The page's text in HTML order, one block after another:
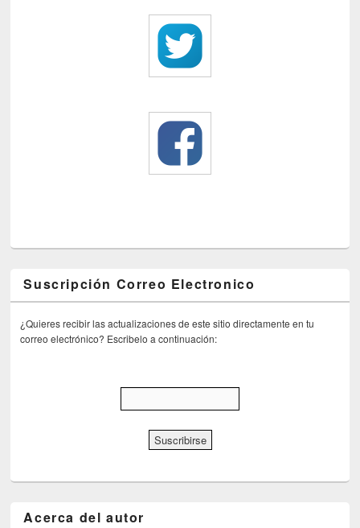
Suscripción Correo Electronico
¿Quieres recibir las actualizaciones de este sitio directamente en tu
correo electrónico? Escribelo a continuación:
Acerca del autor